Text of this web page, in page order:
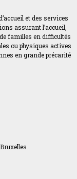
et des services
assurant l’accueil,
de familles en difficultés
ou physiques actives
en grande précarité